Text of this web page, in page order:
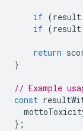
if (result
if (result
return
}
// Example
const
};